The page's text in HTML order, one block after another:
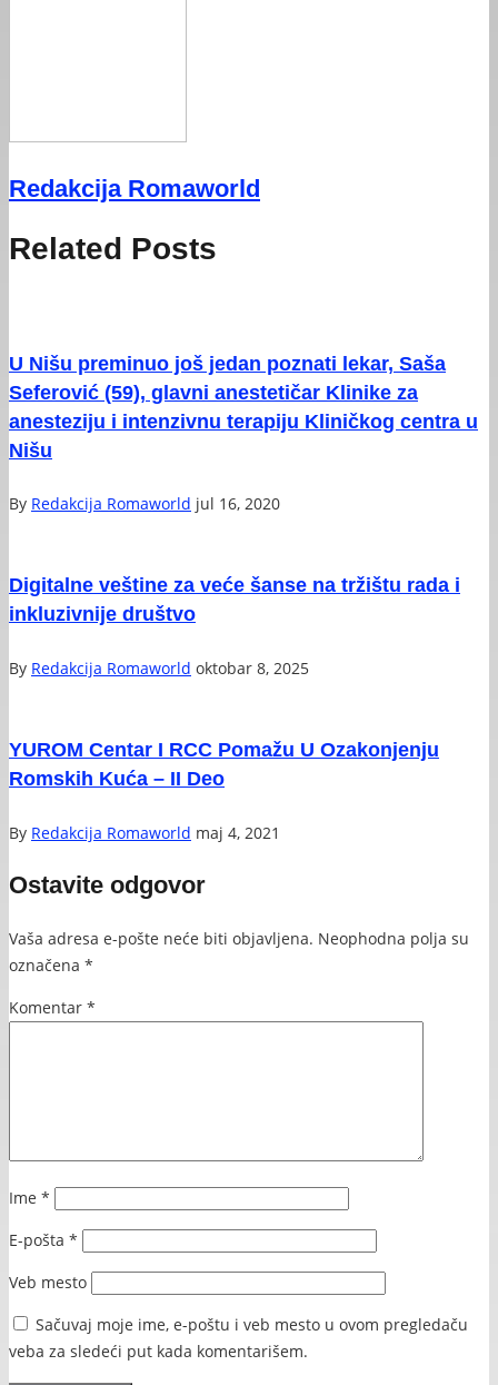
Redakcija Romaworld
Related Posts
U Nišu preminuo još jedan poznati lekar, Saša
Seferović (59), glavni anestetičar Klinike za
anesteziju i intenzivnu terapiju Kliničkog centra u
Nišu
By Redakcija Romaworld jul 16, 2020
Digitalne veštine za veće šanse na tržištu rada i
inkluzivnije društvo
By Redakcija Romaworld oktobar 8, 2025
YUROM Centar I RCC Pomažu U Ozakonjenju
Romskih Kuća – II Deo
By Redakcija Romaworld maj 4, 2021
Ostavite odgovor
Vaša adresa e-pošte neće biti objavljena. Neophodna polja su
označena *
Komentar *
Ime *
E-pošta *
Veb mesto
Sačuvaj moje ime, e-poštu i veb mesto u ovom pregledaču
veba za sledeći put kada komentarišem.